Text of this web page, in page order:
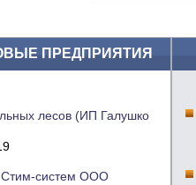
ПРЕДПРИЯТИЯ
лесов (ИП Галушко
Стим-систем ООО